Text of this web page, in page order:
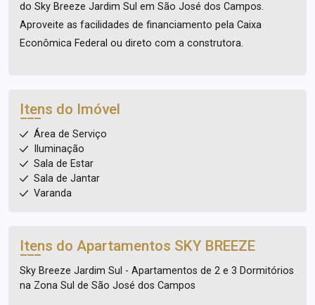
do Sky Breeze Jardim Sul em São José dos Campos.
Aproveite as facilidades de financiamento pela Caixa
Econômica Federal ou direto com a construtora.
Itens do Imóvel
Área de Serviço
Iluminação
Sala de Estar
Sala de Jantar
Varanda
Itens do Apartamentos SKY BREEZE
Sky Breeze Jardim Sul - Apartamentos de 2 e 3 Dormitórios
na Zona Sul de São José dos Campos